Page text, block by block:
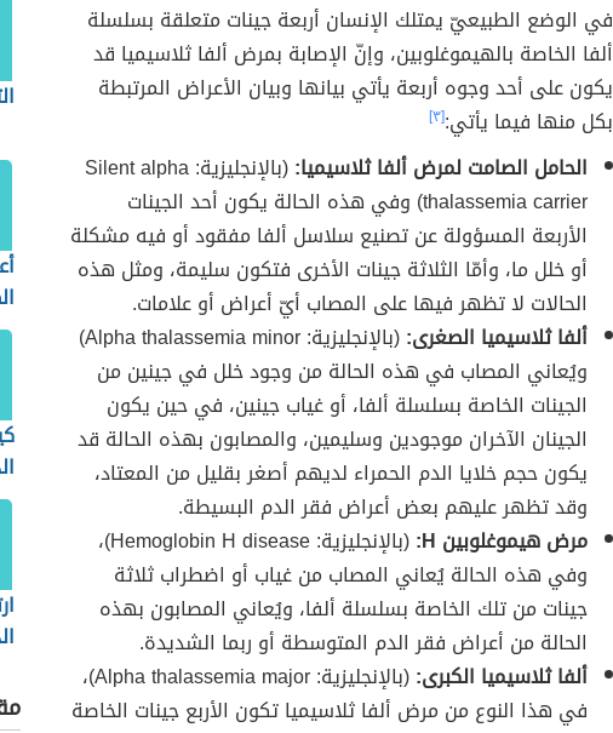
في الوضع الطبيعيّ يمتلك الإنسان أربعة جينات متعلقة بسلسلة
ألفا الخاصة بالهيموغلوبين، وإنّ الإصابة بمرض ألفا ثلاسيميا قد
يكون على أحد وجوه أربعة يأتي بيانها وبيان الأعراض المرتبطة
بكل منها فيما يأتي:[٣]
الحامل الصامت لمرض ألفا ثلاسيميا:
(بالإنجليزية: Silent alpha
thalassemia carrier) وفي هذه الحالة يكون أحد الجينات
الأربعة المسؤولة عن تصنيع سلاسل ألفا مفقود أو فيه مشكلة
أو خلل ما، وأمّا الثلاثة جينات الأخرى فتكون سليمة، ومثل هذه
الحالات لا تظهر فيها على المصاب أيّ أعراض أو علامات.
ألفا ثلاسيميا الصغرى:
(بالإنجليزية: Alpha thalassemia minor)
ويُعاني المصاب في هذه الحالة من وجود خلل في جينين من
الجينات الخاصة بسلسلة ألفا، أو غياب جينين، في حين يكون
الجينان الآخران موجودين وسليمين، والمصابون بهذه الحالة قد
يكون حجم خلايا الدم الحمراء لديهم أصغر بقليل من المعتاد،
وقد تظهر عليهم بعض أعراض فقر الدم البسيطة.
مرض هيموغلوبين H:
(بالإنجليزية: Hemoglobin H disease)،
وفي هذه الحالة يُعاني المصاب من غياب أو اضطراب ثلاثة
جينات من تلك الخاصة بسلسلة ألفا، ويُعاني المصابون بهذه
الحالة من أعراض فقر الدم المتوسطة أو ربما الشديدة.
ألفا ثلاسيميا الكبرى:
(بالإنجليزية: Alpha thalassemia major)،
في هذا النوع من مرض ألفا ثلاسيميا تكون الأربع جينات الخاصة